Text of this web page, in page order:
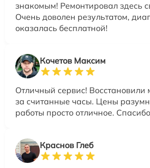
знакомым! Ремонтировал здесь
Очень доволен результатом,
оказалась бесплатной!
Кочетов Максим
Отличный сервис! Восстановили
за считанные часы. Цены
работы просто отличное.
Краснов Глеб